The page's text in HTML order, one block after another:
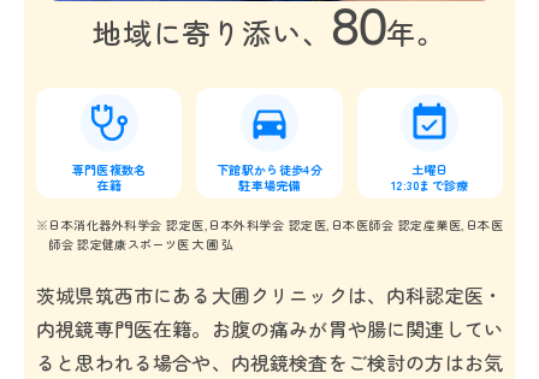
地域に寄り添い、 80年。
専門医複数名
在籍
下館駅から徒歩4分
駐車場完備
土曜日
12:30まで診療
日本消化器外科学会 認定医,日本外科学会 認定医,日本医師会 認定産業医,日本医
師会 認定健康スポーツ医 大圃 弘
茨城県筑西市にある大圃クリニックは、内科認定医・
内視鏡専門医在籍。お腹の痛みが胃や腸に関連してい
ると思われる場合や、内視鏡検査をご検討の方はお気